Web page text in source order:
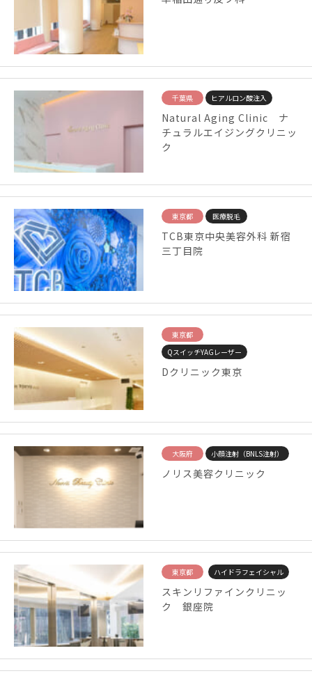
千葉県 ヒアルロン酸注入
Natural Aging Clinic ナ
チュラルエイジングクリニッ
ク
東京都 医療脱毛
TCB東京中央美容外科 新宿
三丁目院
東京都
QスイッチYAGレーザー
Dクリニック東京
大阪府 小顔注射（BNLS注射）
ノリス美容クリニック
東京都 ハイドラフェイシャル
スキンリファインクリニッ
ク 銀座院